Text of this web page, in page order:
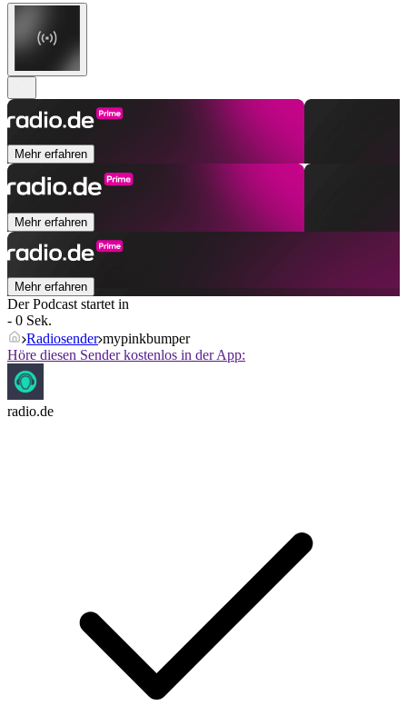
Mehr erfahren
Mehr erfahren
Mehr erfahren
Der Podcast startet in
- 0 Sek.
Radiosender mypinkbumper
Höre diesen Sender kostenlos in der App:
radio.de